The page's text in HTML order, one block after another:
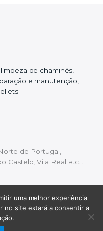
de chaminés,
e manutenção,
de Portugal,
Castelo, Vila Real etc…
de Privacidade
| Desenvolvido
inovar a web
uma melhor experiência
no site estará a consentir a